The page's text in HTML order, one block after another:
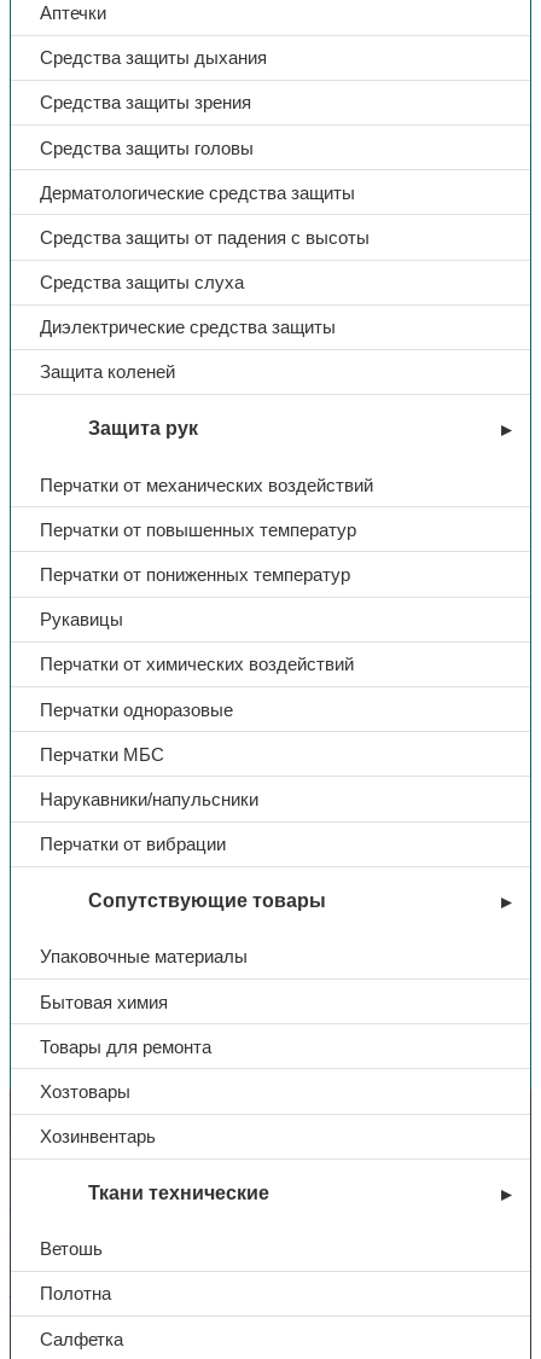
Аптечки
Средства защиты дыхания
Средства защиты зрения
Средства защиты головы
Дерматологические средства защиты
Средства защиты от падения с высоты
Средства защиты слуха
Диэлектрические средства защиты
Защита коленей
Защита рук
Перчатки от механических воздействий
Перчатки от повышенных температур
Перчатки от пониженных температур
Рукавицы
Перчатки от химических воздействий
Перчатки одноразовые
Перчатки МБС
Нарукавники/напульсники
Перчатки от вибрации
Сопутствующие товары
Упаковочные материалы
Бытовая химия
Товары для ремонта
Хозтовары
Хозинвентарь
Ткани технические
Ветошь
Полотна
Салфетка
Вы недавно смотрели
Контакты
+7 (831) 214-01-31
101@adk52.ru